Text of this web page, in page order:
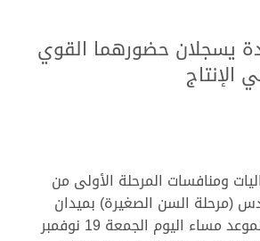
يسجلان حضورهما القوي
الإنتاج
ومنافسات المرحلة الأولى من
(مرحلة السن الصغيرة) بميدان
الشحانية، حيث كان الموعد مساء اليوم الجمعة 19 نوفمبر